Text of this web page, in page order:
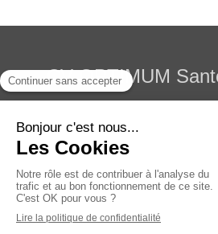
CV OPTIMUM
Mentions légales
©2021 CV OPTIMUM - Santé au
risques